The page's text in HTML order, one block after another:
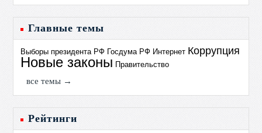
Главные темы
Выборы президента РФ Госдума РФ Интернет Коррупция
Новые законы Правительство
все темы →
Рейтинги